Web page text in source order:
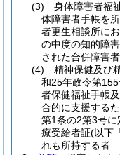
(3)
身体障害者福
体障害者手帳を
者更生相談所に
の中度の知的障
された合併障害者
(4)
精神保健及び
和25年政令第155
者保健福祉手帳
合的に支援する
第1条の2第3号
療受給者証(以下
れも所持する者